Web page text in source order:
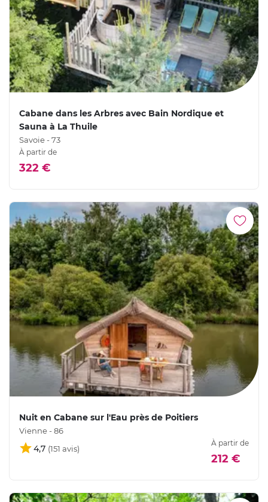
Cabane dans les Arbres avec Bain Nordique et
Sauna à La Thuile
Savoie - 73
À partir de
322 €
Nuit en Cabane sur l'Eau près de Poitiers
Vienne - 86
4,7
À partir de
212 €